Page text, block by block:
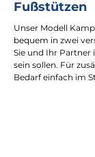
Fußstützen
Unser Modell
bequem in zwei
Sie und Ihr Partner
sein sollen. Für
Bedarf einfach im